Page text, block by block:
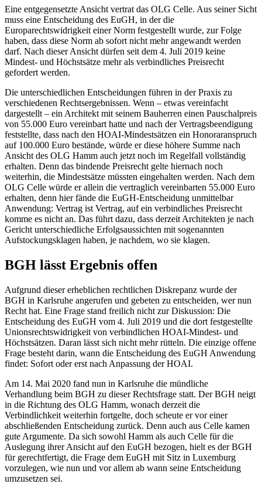
Eine entgegensetzte Ansicht vertrat das OLG Celle. Aus seiner Sicht
muss eine Entscheidung des EuGH, in der die
Europarechtswidrigkeit einer Norm festgestellt wurde, zur Folge
haben, dass diese Norm ab sofort nicht mehr angewandt werden
darf. Nach dieser Ansicht dürfen seit dem 4. Juli 2019 keine
Mindest- und Höchstsätze mehr als verbindliches Preisrecht
gefordert werden.
Die unterschiedlichen Entscheidungen führen in der Praxis zu
verschiedenen Rechtsergebnissen. Wenn – etwas vereinfacht
dargestellt – ein Architekt mit seinem Bauherren einen Pauschalpreis
von 55.000 Euro vereinbart hatte und nach der Vertragsbeendigung
feststellte, dass nach den HOAI-Mindestsätzen ein Honoraranspruch
auf 100.000 Euro bestände, würde er diese höhere Summe nach
Ansicht des OLG Hamm auch jetzt noch im Regelfall vollständig
erhalten. Denn das bindende Preisrecht gelte hiernach noch
weiterhin, die Mindestsätze müssten eingehalten werden. Nach dem
OLG Celle würde er allein die vertraglich vereinbarten 55.000 Euro
erhalten, denn hier fände die EuGH-Entscheidung unmittelbar
Anwendung: Vertrag ist Vertrag, auf ein verbindliches Preisrecht
komme es nicht an. Das führt dazu, dass derzeit Architekten je nach
Gericht unterschiedliche Erfolgsaussichten mit sogenannten
Aufstockungsklagen haben, je nachdem, wo sie klagen.
BGH lässt Ergebnis offen
Aufgrund dieser erheblichen rechtlichen Diskrepanz wurde der
BGH in Karlsruhe angerufen und gebeten zu entscheiden, wer nun
Recht hat. Eine Frage stand freilich nicht zur Diskussion: Die
Entscheidung des EuGH vom 4. Juli 2019 und die dort festgestellte
Unionsrechtswidrigkeit von verbindlichen HOAI-Mindest- und
Höchstsätzen. Daran lässt sich nicht mehr rütteln. Die einzige offene
Frage besteht darin, wann die Entscheidung des EuGH Anwendung
findet: Sofort oder erst nach Anpassung der HOAI.
Am 14. Mai 2020 fand nun in Karlsruhe die mündliche
Verhandlung beim BGH zu dieser Rechtsfrage statt. Der BGH neigt
in die Richtung des OLG Hamm, wonach derzeit die
Verbindlichkeit weiterhin fortgelte, doch scheute er vor einer
abschließenden Entscheidung zurück. Denn auch aus Celle kamen
gute Argumente. Da sich sowohl Hamm als auch Celle für die
Auslegung ihrer Ansicht auf den EuGH bezogen, hielt es der BGH
für gerechtfertigt, die Frage dem EuGH mit Sitz in Luxemburg
vorzulegen, wie nun und vor allem ab wann seine Entscheidung
umzusetzen sei.